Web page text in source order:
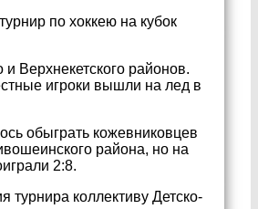
по хоккею на кубок
Верхнекетского районов.
игроки вышли на лед в
обыграть кожевниковцев
района, но на
2:8.
турнира коллективу Детско-